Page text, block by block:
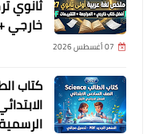
خارجي
07 أغسطس 2026